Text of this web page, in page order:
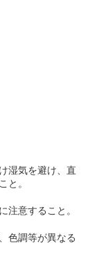
湿気を避け、直
と。
意すること。
色調等が異なる